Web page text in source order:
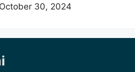
October 30, 2024